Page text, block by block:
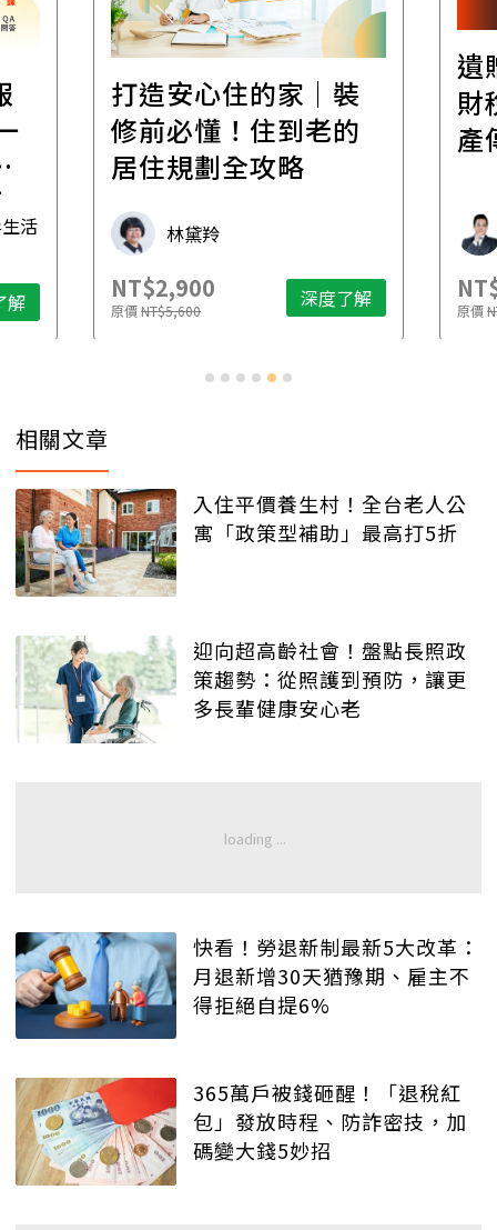
活
解
打造安心住的家｜裝
修前必懂！住到老的
居住規劃全攻略
林黛羚
NT$2,900
原價NT$5,600 深度了解
遺
財
產
原價
相關文章
入住平價養生村！全台老人公
寓「政策型補助」最高打5折
迎向超高齡社會！盤點長照政
策趨勢：從照護到預防，讓更
多長輩健康安心老
快看！勞退新制最新5大改革：
月退新增30天猶豫期、雇主不
得拒絕自提6%
365萬戶被錢砸醒！「退稅紅
包」發放時程、防詐密技，加
碼變大錢5妙招